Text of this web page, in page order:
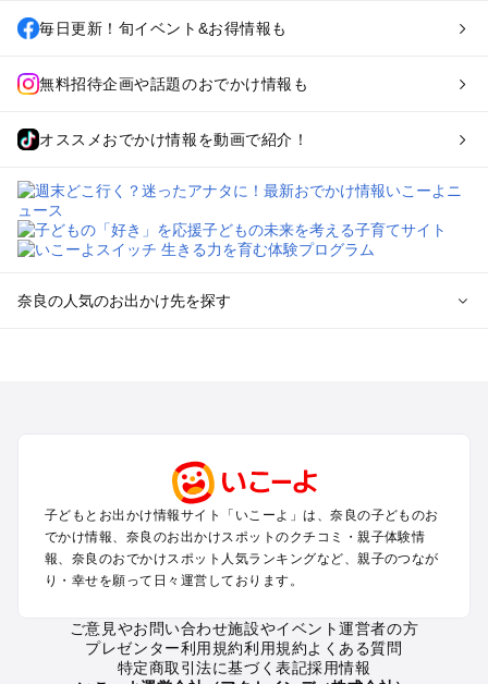
毎日更新！旬イベント&お得情報も
無料招待企画や話題のおでかけ情報も
オススメおでかけ情報を動画で紹介！
奈良の人気のお出かけ先を探す
吉野・奥吉野のプールお出かけ
奈良の定番お出かけスポット
奈良の遊園地
奈良の動物園
奈良の釣り
奈良の牧場
子どもとお出かけ情報サイト「いこーよ」は、奈良の子どものお
でかけ情報、奈良のお出かけスポットのクチコミ・親子体験情
報、奈良のおでかけスポット人気ランキングなど、親子のつなが
り・幸せを願って日々運営しております。
ご意見やお問い合わせ施設やイベント運営者の方
プレゼンター利用規約利用規約よくある質問
特定商取引法に基づく表記採用情報